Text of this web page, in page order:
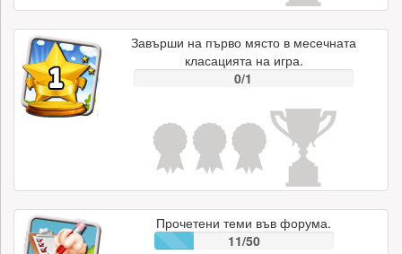
Завърши на първо място в месечната
класацията на игра.
0/1
Прочетени теми във форума.
11/50